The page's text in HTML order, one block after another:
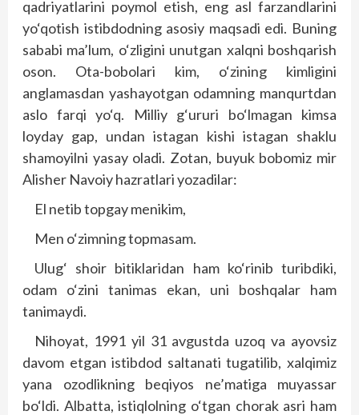
qadriyatlarini poymol etish, eng asl farzandlarini
yo‘qotish istibdodning asosiy maqsadi edi. Buning
sababi ma’lum, o‘zligini unutgan xalqni boshqarish
oson. Ota-bobolari kim, o‘zining kimligini
anglamasdan yashayotgan odamning manqurtdan
aslo farqi yo‘q. Milliy g‘ururi bo‘lmagan kimsa
loyday gap, undan istagan kishi istagan shaklu
shamoyilni yasay oladi. Zotan, buyuk bobomiz mir
Alisher Navoiy hazratlari yozadilar:
El netib topgay menikim,
Men o‘zimning topmasam.
Ulug‘ shoir bitiklaridan ham ko‘rinib turibdiki,
odam o‘zini tanimas ekan, uni boshqalar ham
tanimaydi.
Nihoyat, 1991 yil 31 avgustda uzoq va ayovsiz
davom etgan istibdod saltanati tugatilib, xalqimiz
yana ozodlikning beqiyos ne’matiga muyassar
bo‘ldi. Albatta, istiqlolning o‘tgan chorak asri ham